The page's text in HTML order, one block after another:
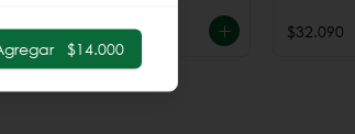
$64.990 $32.090
$14.000